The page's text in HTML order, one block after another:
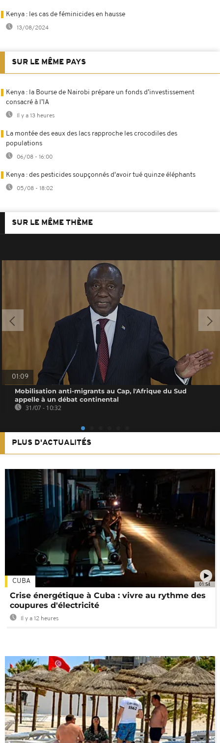
Kenya : les cas de féminicides en hausse
13/08/2024
SUR LE MÊME PAYS
Kenya : la Bourse de Nairobi prépare un fonds d’investissement
consacré à l’IA
Il y a 13 heures
La montée des eaux des lacs rapproche les crocodiles des
populations
06/08 - 16:00
Kenya : des pesticides soupçonnés d'avoir tué quinze éléphants
05/08 - 18:02
SUR LE MÊME THÈME
01:09
Mobilisation anti-migrants au Cap, l'Afrique du Sud
appelle à un débat continental
31/07 - 10:32
PLUS D'ACTUALITÉS
01:54
CUBA
Crise énergétique à Cuba : vivre au rythme des
coupures d'électricité
Il y a 12 heures